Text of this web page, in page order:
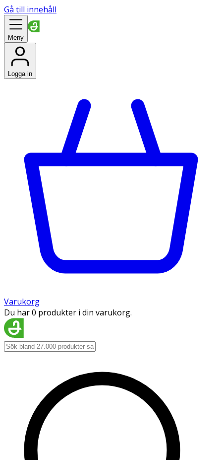
Gå till innehåll
Meny
Logga in
Varukorg
Du har 0 produkter i din varukorg.